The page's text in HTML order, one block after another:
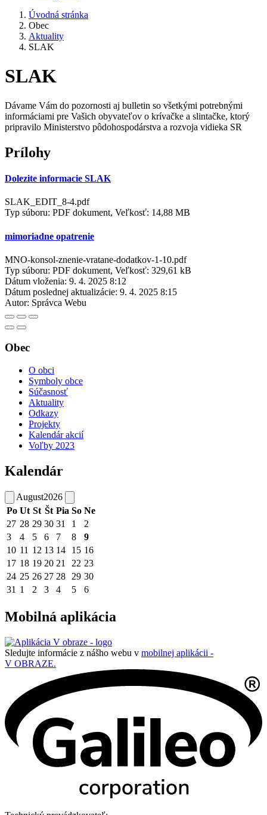
Úvodná stránka
Obec
Aktuality
SLAK
SLAK
Dávame Vám do pozornosti aj bulletin so všetkými potrebnými
informáciami pre Vašich obyvateľov o krívačke a slintačke, ktorý
pripravilo Ministerstvo pôdohospodárstva a rozvoja vidieka SR
Prílohy
Dolezite informacie SLAK
SLAK_EDIT_8-4.pdf
Typ súboru: PDF dokument, Veľkosť: 14,88 MB
mimoriadne opatrenie
MNO-konsol-znenie-vratane-dodatkov-1-10.pdf
Typ súboru: PDF dokument, Veľkosť: 329,61 kB
Dátum vloženia: 9. 4. 2025 8:12
Dátum poslednej aktualizácie: 9. 4. 2025 8:15
Autor: Správca Webu
Obec
O obci
Symboly obce
Súčasnosť
Aktuality
Odkazy
Projekty
Kalendár akcií
Voľby 2023
Kalendár
August2026
Po Ut St Št Pia So Ne
27 28 29 30 31 1
2
3
4 5 6 7 8
9
10 11 12 13 14 15 16
17 18 19 20 21 22 23
24 25 26 27 28 29 30
31 1 2 3 4 5 6
Mobilná aplikácia
Sledujte informácie z nášho webu v mobilnej aplikácii -
V OBRAZE.